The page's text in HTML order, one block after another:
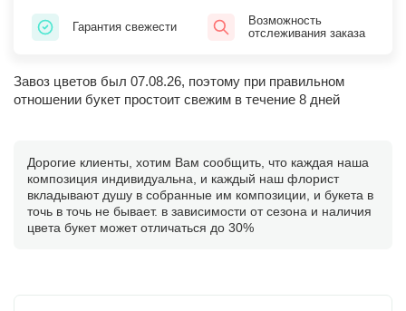
Гарантия свежести
Возможность
отслеживания заказа
Завоз цветов был 07.08.26, поэтому при правильном
отношении букет простоит свежим в течение 8 дней
Дорогие клиенты, хотим Вам сообщить, что каждая наша
композиция индивидуальна, и каждый наш флорист
вкладывают душу в собранные им композиции, и букета в
точь в точь не бывает. в зависимости от сезона и наличия
цвета букет может отличаться до 30%